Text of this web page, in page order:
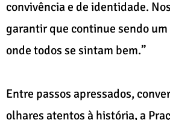
convivência e de identidade.
garantir que continue sendo
onde todos se sintam bem.”
Entre passos apressados,
olhares atentos à história, a